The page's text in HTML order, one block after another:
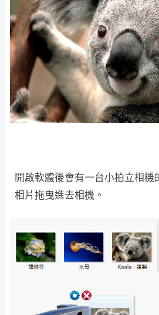
開啟軟體後會有一台小拍立相機
相片拖曳進去相機。